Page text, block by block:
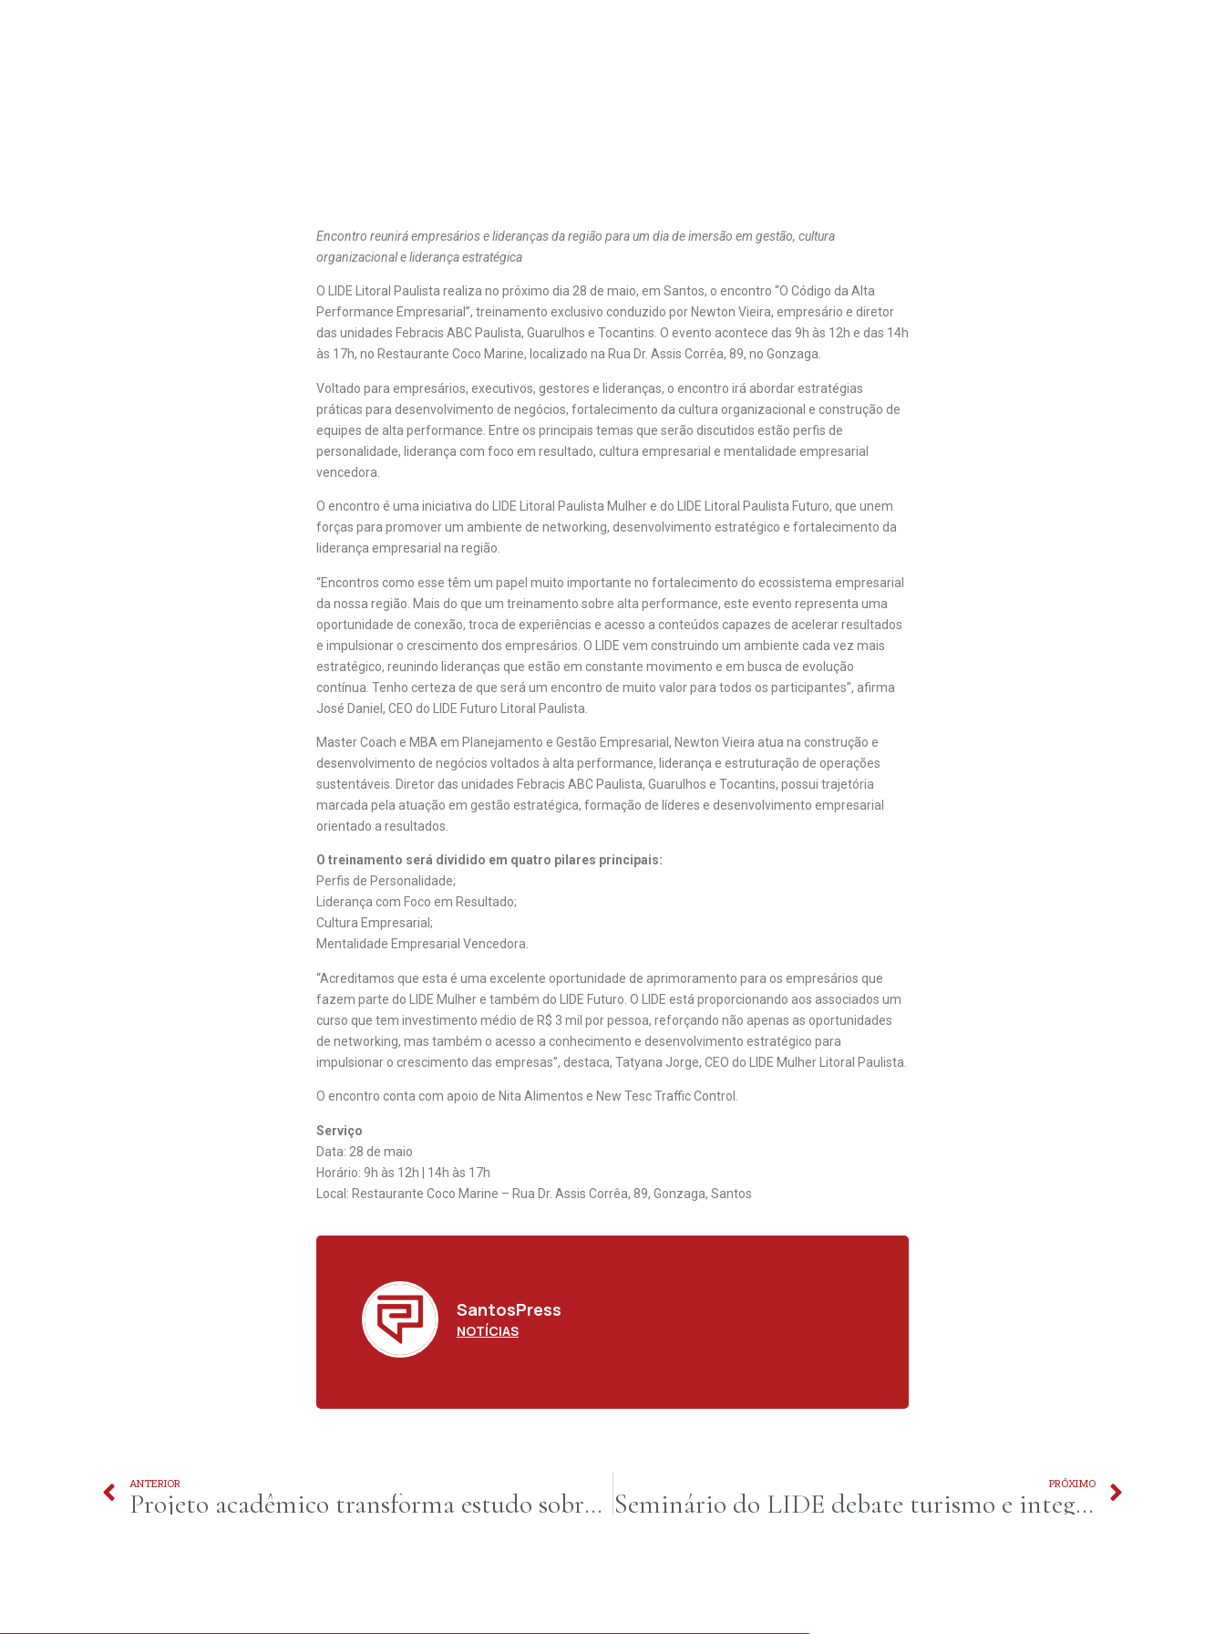
Encontro reunirá empresários e lideranças da região para um dia de imersão em gestão, cultura
organizacional e liderança estratégica
O LIDE Litoral Paulista realiza no próximo dia 28 de maio, em Santos, o encontro “O Código da Alta
Performance Empresarial”, treinamento exclusivo conduzido por Newton Vieira, empresário e diretor
das unidades Febracis ABC Paulista, Guarulhos e Tocantins. O evento acontece das 9h às 12h e das 14h
às 17h, no Restaurante Coco Marine, localizado na Rua Dr. Assis Corrêa, 89, no Gonzaga.
Voltado para empresários, executivos, gestores e lideranças, o encontro irá abordar estratégias
práticas para desenvolvimento de negócios, fortalecimento da cultura organizacional e construção de
equipes de alta performance. Entre os principais temas que serão discutidos estão perfis de
personalidade, liderança com foco em resultado, cultura empresarial e mentalidade empresarial
vencedora.
O encontro é uma iniciativa do LIDE Litoral Paulista Mulher e do LIDE Litoral Paulista Futuro, que unem
forças para promover um ambiente de networking, desenvolvimento estratégico e fortalecimento da
liderança empresarial na região.
“Encontros como esse têm um papel muito importante no fortalecimento do ecossistema empresarial
da nossa região. Mais do que um treinamento sobre alta performance, este evento representa uma
oportunidade de conexão, troca de experiências e acesso a conteúdos capazes de acelerar resultados
e impulsionar o crescimento dos empresários. O LIDE vem construindo um ambiente cada vez mais
estratégico, reunindo lideranças que estão em constante movimento e em busca de evolução
contínua. Tenho certeza de que será um encontro de muito valor para todos os participantes”, afirma
José Daniel, CEO do LIDE Futuro Litoral Paulista.
Master Coach e MBA em Planejamento e Gestão Empresarial, Newton Vieira atua na construção e
desenvolvimento de negócios voltados à alta performance, liderança e estruturação de operações
sustentáveis. Diretor das unidades Febracis ABC Paulista, Guarulhos e Tocantins, possui trajetória
marcada pela atuação em gestão estratégica, formação de líderes e desenvolvimento empresarial
orientado a resultados.
O treinamento será dividido em quatro pilares principais:
Perfis de Personalidade;
Liderança com Foco em Resultado;
Cultura Empresarial;
Mentalidade Empresarial Vencedora.
“Acreditamos que esta é uma excelente oportunidade de aprimoramento para os empresários que
fazem parte do LIDE Mulher e também do LIDE Futuro. O LIDE está proporcionando aos associados um
curso que tem investimento médio de R$ 3 mil por pessoa, reforçando não apenas as oportunidades
de networking, mas também o acesso a conhecimento e desenvolvimento estratégico para
impulsionar o crescimento das empresas”, destaca, Tatyana Jorge, CEO do LIDE Mulher Litoral Paulista.
O encontro conta com apoio de Nita Alimentos e New Tesc Traffic Control.
Serviço
Data: 28 de maio
Horário: 9h às 12h | 14h às 17h
Local: Restaurante Coco Marine – Rua Dr. Assis Corrêa, 89, Gonzaga, Santos
SantosPress
NOTÍCIAS
ANTERIOR
Projeto acadêmico transforma estudo sobre inclusão em modelo de negócio sustentável e viável
PRÓXIMO
Seminário do LIDE debate turismo e integração regional no Litoral Sul paulista